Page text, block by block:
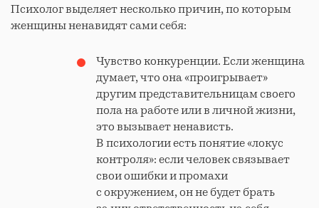
Психолог выделяет несколько причин, по которым
женщины ненавидят сами себя:
Чувство конкуренции. Если женщина
думает, что она «проигрывает»
другим представительницам своего
пола на работе или в личной жизни,
это вызывает ненависть.
В психологии есть понятие «локус
контроля»: если человек связывает
свои ошибки и промахи
с окружением, он не будет брать